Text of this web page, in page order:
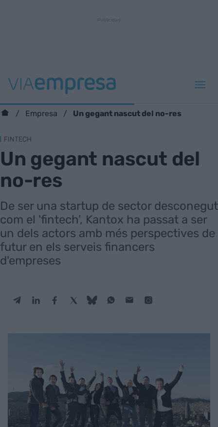
Empresa Un gegant nascut del no-res
FINTECH
Un gegant nascut del
no-res
De ser una startup de sector desconegut
com el 'fintech', Kantox ha passat a ser
un dels actors amb més perspectives de
futur en els serveis financers
d'empreses